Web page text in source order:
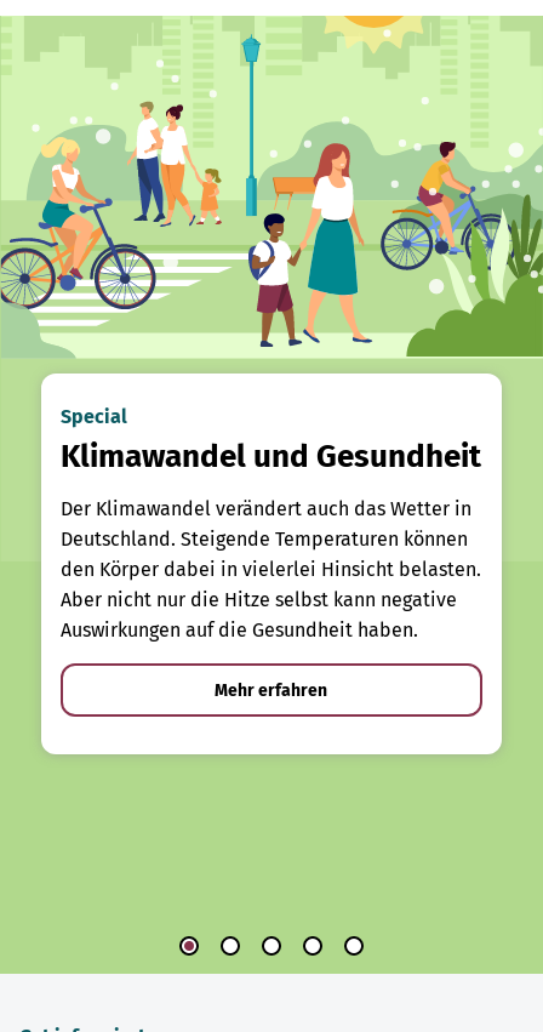
Special
Klimawandel und Gesundheit
Der Klimawandel verändert auch das Wetter in
Deutschland. Steigende Temperaturen können
den Körper dabei in vielerlei Hinsicht belasten.
Aber nicht nur die Hitze selbst kann negative
Auswirkungen auf die Gesundheit haben.
Mehr erfahren